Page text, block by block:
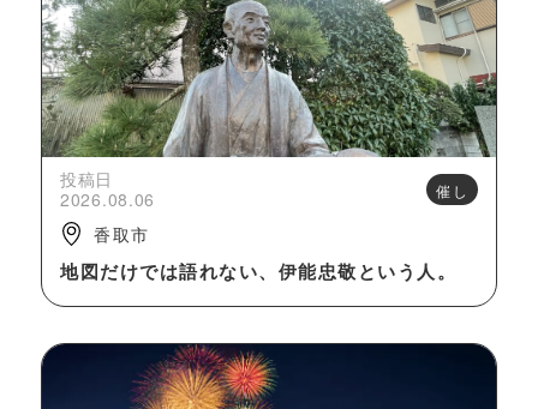
投稿日
2026.08.06
催し
香取市
地図だけでは語れない、伊能忠敬という人。